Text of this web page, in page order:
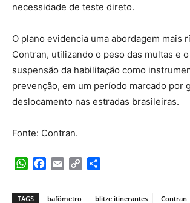
necessidade de teste direto.
O plano evidencia uma abordagem mais
Contran, utilizando o peso das multas e
suspensão da habilitação como
prevenção, em um período marcado por
deslocamento nas estradas brasileiras.
Fonte: Contran.
WhatsApp
Facebook
Email Copy
TAGS bafômetro blitze itinerantes Contran